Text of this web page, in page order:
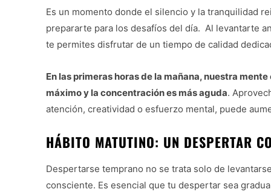
Es un momento donde el silencio y la tranquilidad
prepararte para los desafíos del día. Al levantarte
te permites disfrutar de un tiempo de calidad
En las primeras horas de la mañana, nuestra
máximo y la concentración es más aguda.
atención, creatividad o esfuerzo mental, puede
HÁBITO MATUTINO: UN DESPERTAR
Despertarse temprano no se trata solo de
consciente. Es esencial que tu despertar sea